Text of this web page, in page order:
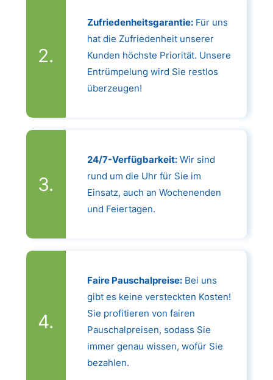
Zufriedenheitsgarantie:Für uns
hat die Zufriedenheit unserer
Kunden höchste Priorität. Unsere
Entrümpelung wird Sie restlos
überzeugen!
24/7-Verfügbarkeit:Wir sind
rund um die Uhr für Sie im
Einsatz, auch an Wochenenden
und Feiertagen.
Faire Pauschalpreise:Bei uns
gibt es keine versteckten Kosten!
Sie profitieren von fairen
Pauschalpreisen, sodass Sie
immer genau wissen, wofür Sie
bezahlen.